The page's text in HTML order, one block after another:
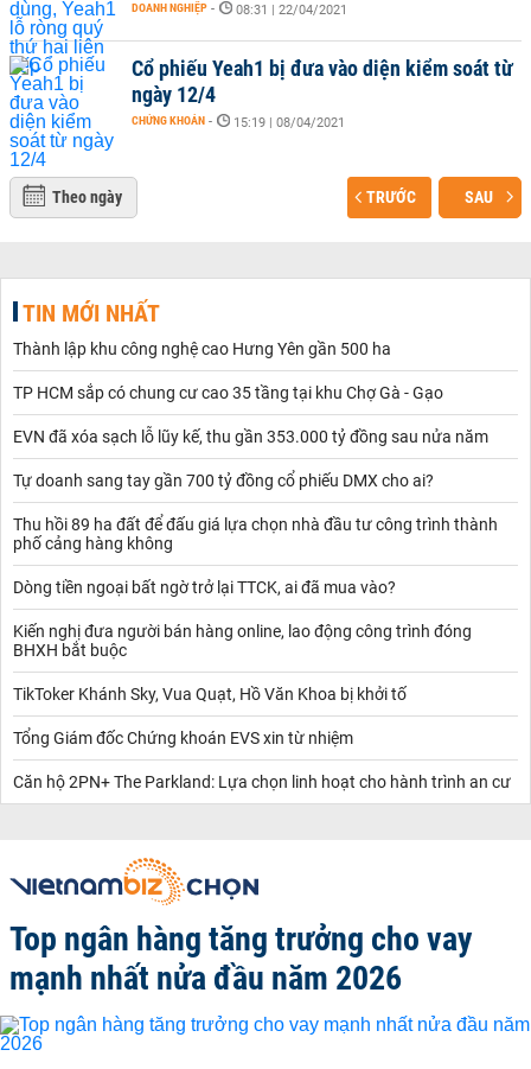
DOANH NGHIỆP - 08:31 | 22/04/2021
Cổ phiếu Yeah1 bị đưa vào diện kiểm soát từ
ngày 12/4
CHỨNG KHOÁN - 15:19 | 08/04/2021
Theo ngày TRƯỚC SAU
TIN MỚI NHẤT
Thành lập khu công nghệ cao Hưng Yên gần 500 ha
TP HCM sắp có chung cư cao 35 tầng tại khu Chợ Gà - Gạo
EVN đã xóa sạch lỗ lũy kế, thu gần 353.000 tỷ đồng sau nửa năm
Tự doanh sang tay gần 700 tỷ đồng cổ phiếu DMX cho ai?
Thu hồi 89 ha đất để đấu giá lựa chọn nhà đầu tư công trình thành
phố cảng hàng không
Dòng tiền ngoại bất ngờ trở lại TTCK, ai đã mua vào?
Kiến nghị đưa người bán hàng online, lao động công trình đóng
BHXH bắt buộc
TikToker Khánh Sky, Vua Quạt, Hồ Văn Khoa bị khởi tố
Tổng Giám đốc Chứng khoán EVS xin từ nhiệm
Căn hộ 2PN+ The Parkland: Lựa chọn linh hoạt cho hành trình an cư
Top ngân hàng tăng trưởng cho vay
mạnh nhất nửa đầu năm 2026